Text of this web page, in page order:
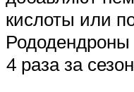
кислоты или
4 раза за сезон